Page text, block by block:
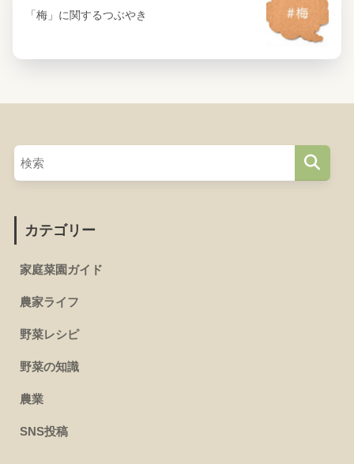
「梅」に関するつぶやき
カテゴリー
家庭菜園ガイド
農家ライフ
野菜レシピ
野菜の知識
農業
SNS投稿